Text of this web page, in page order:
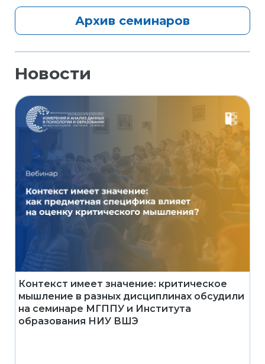
Архив семинаров
Новости
Контекст имеет значение: критическое
мышление в разных дисциплинах обсудили
на семинаре МГППУ и Института
образования НИУ ВШЭ